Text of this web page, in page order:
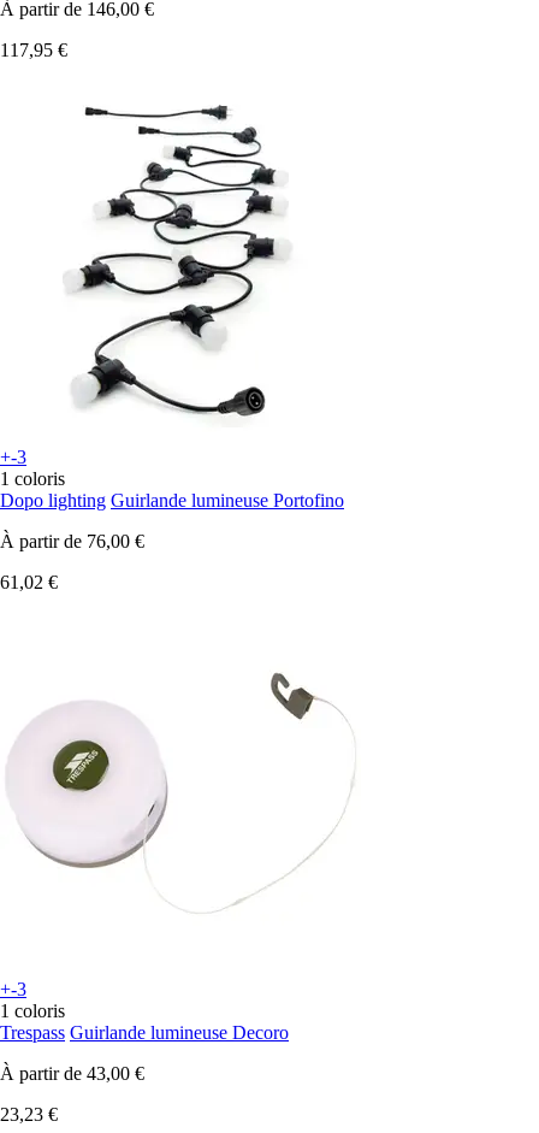
À partir de 146,00 €
117,95 €
+-3
1 coloris
Dopo lighting Guirlande lumineuse Portofino
À partir de 76,00 €
61,02 €
+-3
1 coloris
Trespass Guirlande lumineuse Decoro
À partir de 43,00 €
23,23 €